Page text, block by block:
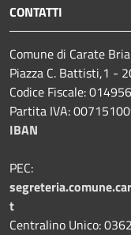
CONTATTI
Comune di Carate
Piazza C. Battisti,1 -
Codice Fiscale:
Partita IVA:
IBAN
PEC:
t
Centralino Unico: